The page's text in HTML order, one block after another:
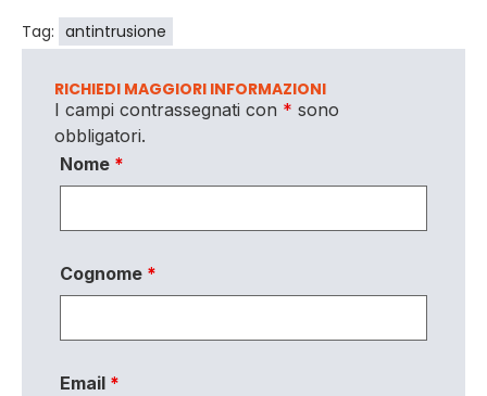
Tag: antintrusione
RICHIEDI MAGGIORI INFORMAZIONI
I campi contrassegnati con * sono
obbligatori.
Nome *
Cognome *
Email *